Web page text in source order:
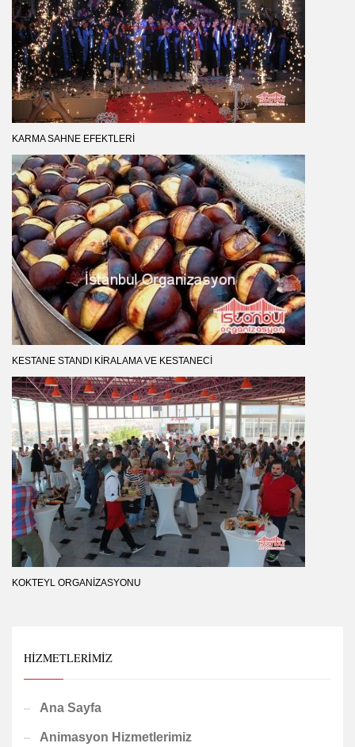
KARMA SAHNE EFEKTLERI
KESTANE STANDI KIRALAMA VE KESTANECI
KOKTEYL ORGANIZASYONU
HIZMETLERIMIZ
Ana Sayfa
Animasyon Hizmetlerimiz